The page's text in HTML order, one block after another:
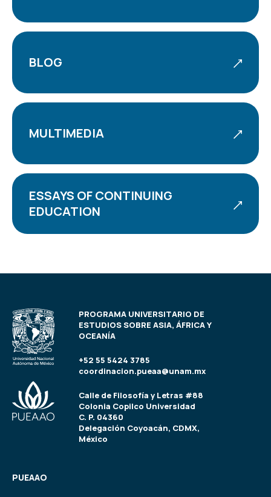
BLOG
MULTIMEDIA
ESSAYS OF CONTINUING
EDUCATION
PROGRAMA UNIVERSITARIO DE
ESTUDIOS SOBRE ASIA, ÁFRICA Y
OCEANÍA
+52 55 5424 3785
coordinacion.pueaa@unam.mx
Calle de Filosofía y Letras #88
Colonia Copilco Universidad
C. P. 04360
Delegación Coyoacán, CDMX,
México
PUEAAO